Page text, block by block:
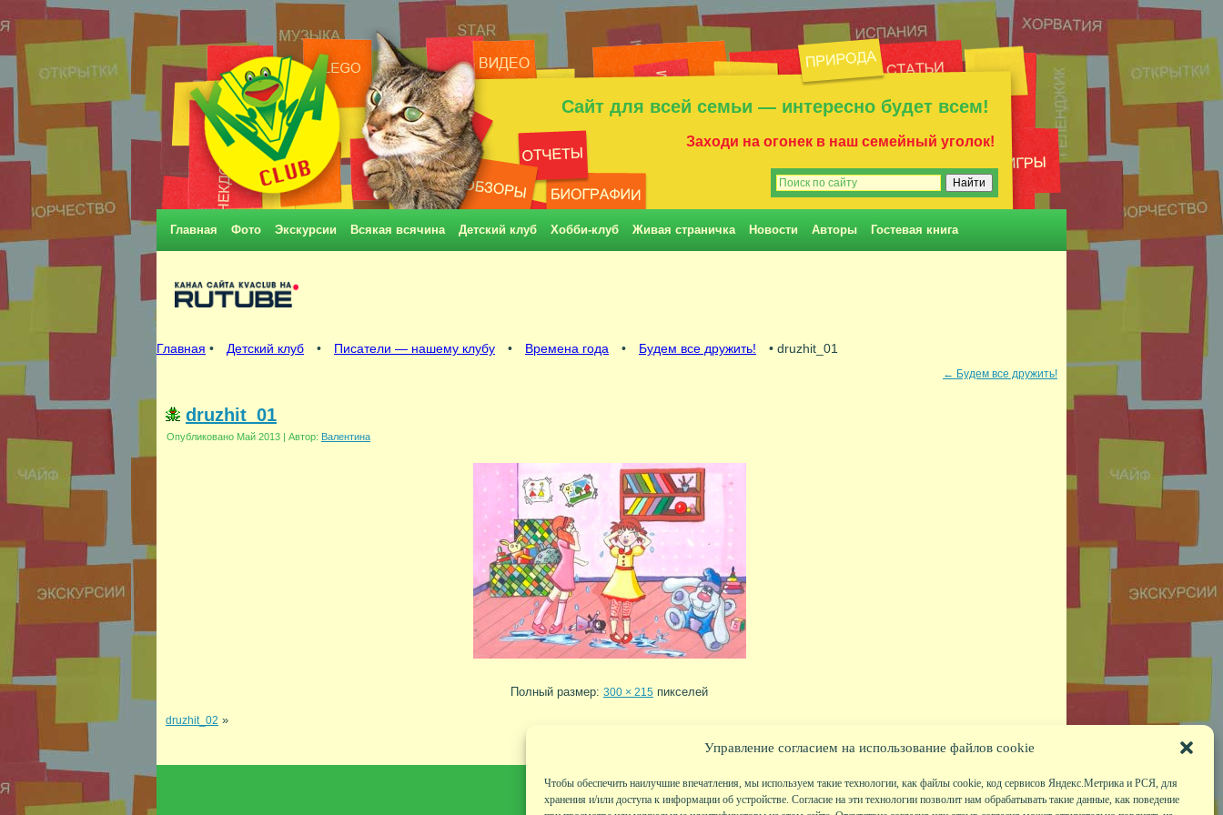
Управление согласием на использование файлов cookie
Чтобы обеспечить наилучшие впечатления, мы используем такие технологии, как файлы cookie, код сервисов Яндекс.Метрика и РСЯ, для
хранения и/или доступа к информации об устройстве. Согласие на эти технологии позволит нам обрабатывать такие данные, как поведение
Сайт для всей семьи — интересно будет всем!
Заходи на огонек в наш семейный уголок!
Главная Фото Экскурсии Всякая всячина Детский клуб Хобби-клуб Живая страничка Новости Авторы Гостевая книга
Главная • Детский клуб • Писатели — нашему клубу • Времена года • Будем все дружить! • druzhit_01
← Будем все дружить!
druzhit_01
Опубликовано Май 2013 | Автор: Валентина
Полный размер: 300 × 215 пикселей
druzhit_02 »